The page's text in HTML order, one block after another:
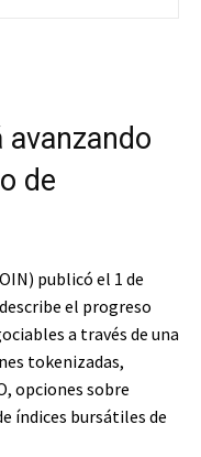
avanzando
de
publicó el 1 de
el progreso
a través de una
tokenizadas,
opciones sobre
índices bursátiles de